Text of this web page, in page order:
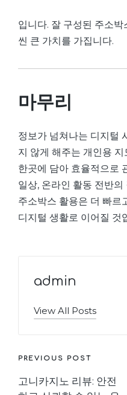
입니다. 잘 구성된 주소
씬 큰 가치를 가집니다.
마무리
정보가 넘쳐나는 디지털
지 않게 해주는 개인용
한곳에 담아 효율적으로
일상, 온라인 활동 전반
주소박스 활용은 더 빠르
디지털 생활로 이어질 것
admin
View All Posts
Post
navigation
PREVIOUS POST
고니카지노 리뷰: 안전